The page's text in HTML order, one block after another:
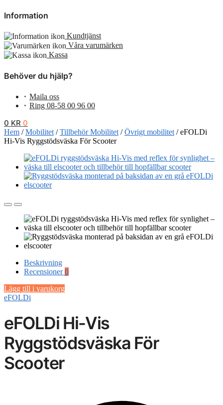
Information
Kundtjänst
Våra varumärken
Kassa
Behöver du hjälp?
• Maila oss
• Ring 08-58 00 96 00
0 KR 0
Hem /Mobilitet /Tillbehör Mobilitet /Övrigt mobilitet /eFOLDi
Hi-Vis Ryggstödsväska För Scooter
Beskrivning
Recensioner0
Lägg till i varukorg
eFOLDi
eFOLDi Hi-Vis
Ryggstödsväska För
Scooter